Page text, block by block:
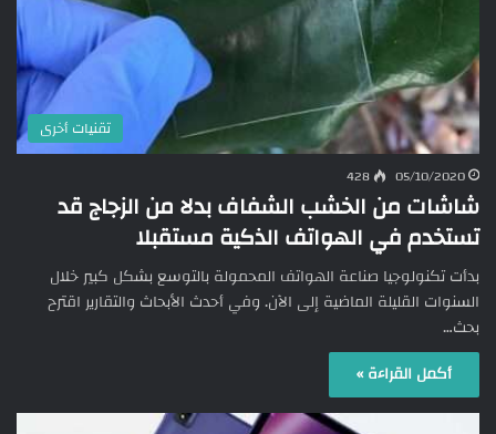
تقنيات أخرى
05/10/2020
428
شاشات من الخشب الشفاف بدلا من الزجاج قد
تستخدم في الهواتف الذكية مستقبلا
بدأت تكنولوجيا صناعة الهواتف المحمولة بالتوسع بشكل كبير خلال
السنوات القليلة الماضية إلى الآن. وفي أحدث الأبحاث والتقارير اقترح
بحث…
أكمل القراءة »